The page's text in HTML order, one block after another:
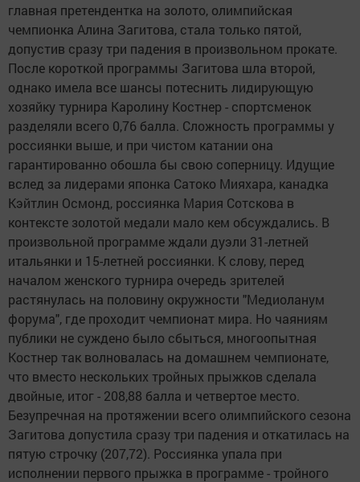
главная претендентка на золото, олимпийская
чемпионка Алина Загитова, стала только пятой,
допустив сразу три падения в произвольном прокате.
После короткой программы Загитова шла второй,
однако имела все шансы потеснить лидирующую
хозяйку турнира Каролину Костнер - спортсменок
разделяли всего 0,76 балла. Сложность программы у
россиянки выше, и при чистом катании она
гарантированно обошла бы свою соперницу. Идущие
вслед за лидерами японка Сатоко Мияхара, канадка
Кэйтлин Осмонд, россиянка Мария Сотскова в
контексте золотой медали мало кем обсуждались. В
произвольной программе ждали дуэли 31-летней
итальянки и 15-летней россиянки. К слову, перед
началом женского турнира очередь зрителей
растянулась на половину окружности "Медиоланум
форума", где проходит чемпионат мира. Но чаяниям
публики не суждено было сбыться, многоопытная
Костнер так волновалась на домашнем чемпионате,
что вместо нескольких тройных прыжков сделала
двойные, итог - 208,88 балла и четвертое место.
Безупречная на протяжении всего олимпийского сезона
Загитова допустила сразу три падения и откатилась на
пятую строчку (207,72). Россиянка упала при
исполнении первого прыжка в программе - тройного